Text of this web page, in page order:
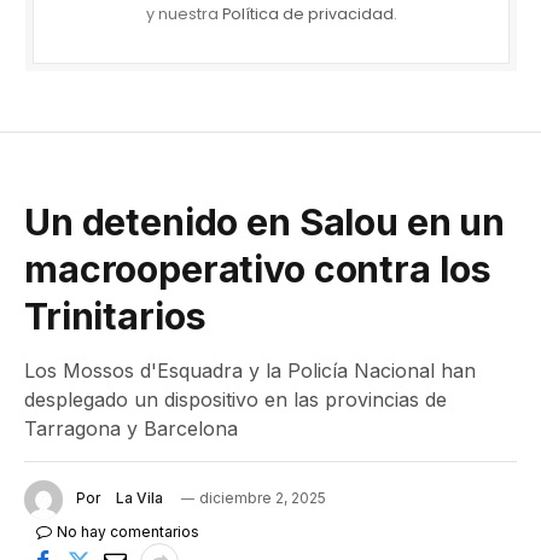
y nuestra Política de privacidad.
Un detenido en Salou en un
macrooperativo contra los
Trinitarios
Los Mossos d'Esquadra y la Policía Nacional han
desplegado un dispositivo en las provincias de
Tarragona y Barcelona
Por La Vila
diciembre 2, 2025
No hay comentarios